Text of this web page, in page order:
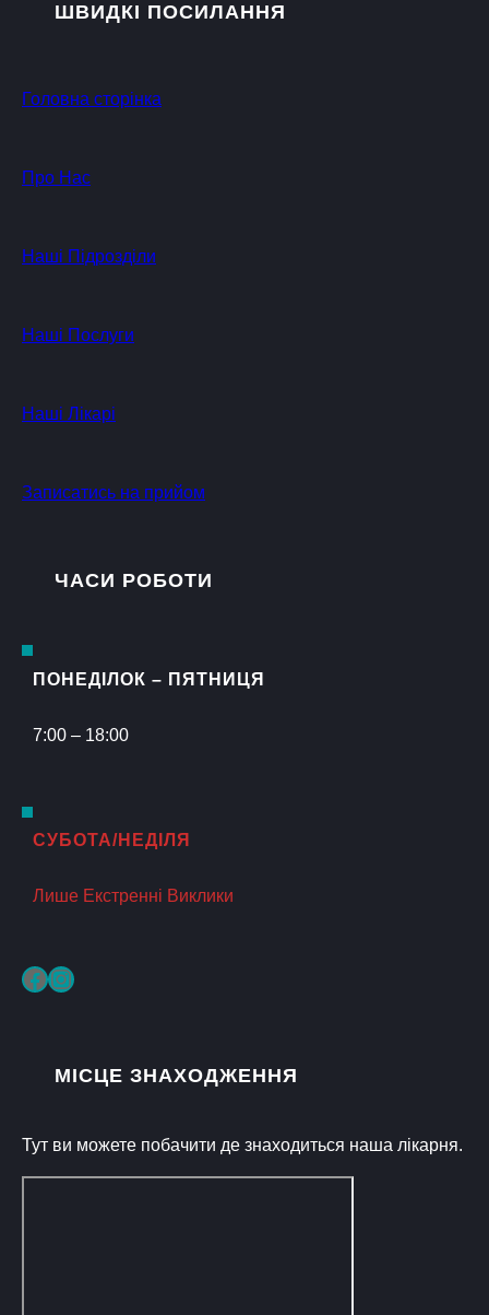
ШВИДКІ ПОСИЛАННЯ
Головна сторінка
Про Нас
Наші Підрозділи
Наші Послуги
Наші Лікарі
Записатись на прийом
ЧАСИ РОБОТИ
ПОНЕДІЛОК – ПЯТНИЦЯ
7:00 – 18:00
СУБОТА/НЕДІЛЯ
Лише Екстренні Виклики
Facebook Instagram
МІСЦЕ ЗНАХОДЖЕННЯ
Тут ви можете побачити де знаходиться наша лікарня.